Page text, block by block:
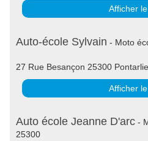
Afficher
Auto-école Sylvain - Moto
27 Rue Besançon 25300
Afficher
Auto école Jeanne D'arc -
25300